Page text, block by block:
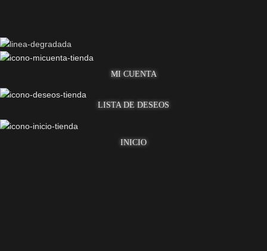
MI CUENTA
LISTA DE DESEOS
INICIO